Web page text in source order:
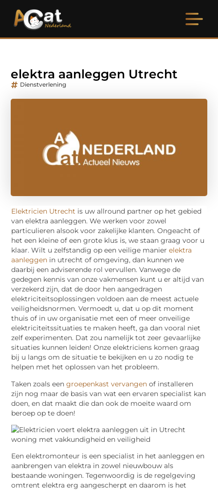
elektra aanleggen Utrecht
Dienstverlening
Elektricien Utrecht is uw allround partner op het gebied
van elektra aanleggen. We werken voor zowel
particulieren alsook voor zakelijke klanten. Ongeacht of
het een kleine of een grote klus is, we staan graag voor u
klaar. Wilt u zelfstandig op een veilige manierelektra
aanleggen in utrecht of omgeving, dan kunnen we
daarbij een adviserende rol vervullen. Vanwege de
gedegen kennis van onze vakmensen kunt u er altijd van
verzekerd zijn, dat de door hen aangedragen
elektriciteitsoplossingen voldoen aan de meest actuele
veiligheidsnormen. Vermoedt u, dat u op dit moment
thuis of in uw organisatie met een of meer onveilige
elektriciteitssituaties te maken heeft, ga dan vooral niet
zelf experimenten. Dat zou namelijk tot zeer gevaarlijke
situaties kunnen leiden! Onze elektriciens komen graag
bij u langs om de situatie te bekijken en u zo nodig te
helpen met het oplossen van het probleem.
Taken zoals eengroepenkast vervangen of installeren
zijn nog maar de basis van wat een ervaren specialist kan
doen, en dat maakt die dan ook de moeite waard om
beroep op te doen!
Een elektromonteur is een specialist in het aanleggen en
aanbrengen van elektra in zowel nieuwbouw als
bestaande woningen. Tegenwoordig is de regelgeving
omtrent elektra erg aangescherpt en daarom is het